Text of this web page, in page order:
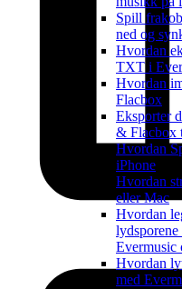
Spill
ned og
Hvordan
TXT i
Hvordan
Flacbox
Eksporter
& Flacbox
Hvordan
iPhone
Hvordan
eller Mac
Hvordan
Evermusic
Hvordan
med